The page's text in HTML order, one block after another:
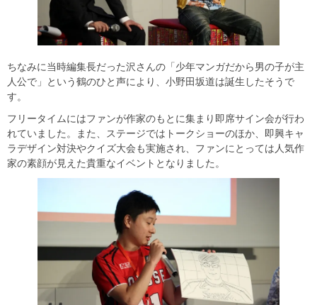
ちなみに当時編集長だった沢さんの「少年マンガだから男の子が主
人公で」という鶴のひと声により、小野田坂道は誕生したそうで
す。
フリータイムにはファンが作家のもとに集まり即席サイン会が行わ
れていました。また、ステージではトークショーのほか、即興キャ
ラデザイン対決やクイズ大会も実施され、ファンにとっては人気作
家の素顔が見えた貴重なイベントとなりました。